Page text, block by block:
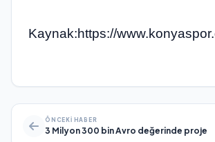
Kaynak:https://
ÖNCEKI HABER
3 Milyon 300 bin Avro değerinde proje